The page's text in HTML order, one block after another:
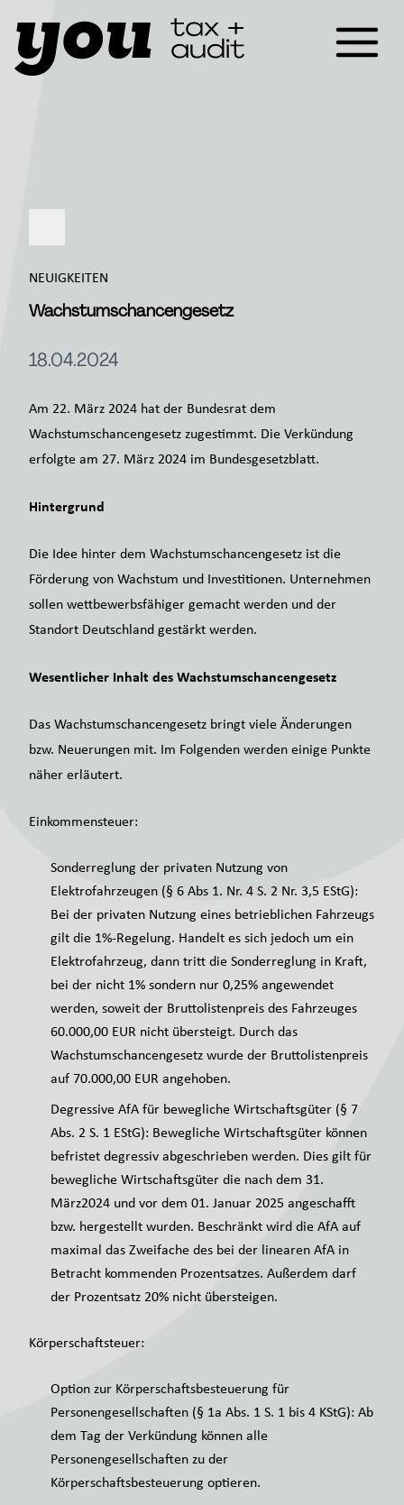
NEUIGKEITEN
Wachstumschancengesetz
18.04.2024
Am 22. März 2024 hat der Bundesrat dem
Wachstumschancengesetz zugestimmt. Die Verkündung
erfolgte am 27. März 2024 im Bundesgesetzblatt.
Hintergrund
Die Idee hinter dem Wachstumschancengesetz ist die
Förderung von Wachstum und Investitionen. Unternehmen
sollen wettbewerbsfähiger gemacht werden und der
Standort Deutschland gestärkt werden.
Wesentlicher Inhalt des Wachstumschancengesetz
Das Wachstumschancengesetz bringt viele Änderungen
bzw. Neuerungen mit. Im Folgenden werden einige Punkte
näher erläutert.
Einkommensteuer:
Sonderreglung der privaten Nutzung von
Elektrofahrzeugen (§ 6 Abs 1. Nr. 4 S. 2 Nr. 3,5 EStG):
Bei der privaten Nutzung eines betrieblichen Fahrzeugs
gilt die 1%-Regelung. Handelt es sich jedoch um ein
Elektrofahrzeug, dann tritt die Sonderreglung in Kraft,
bei der nicht 1% sondern nur 0,25% angewendet
werden, soweit der Bruttolistenpreis des Fahrzeuges
60.000,00 EUR nicht übersteigt. Durch das
Wachstumschancengesetz wurde der Bruttolistenpreis
auf 70.000,00 EUR angehoben.
Degressive AfA für bewegliche Wirtschaftsgüter (§ 7
Abs. 2 S. 1 EStG): Bewegliche Wirtschaftsgüter können
befristet degressiv abgeschrieben werden. Dies gilt für
bewegliche Wirtschaftsgüter die nach dem 31.
März2024 und vor dem 01. Januar 2025 angeschafft
bzw. hergestellt wurden. Beschränkt wird die AfA auf
maximal das Zweifache des bei der linearen AfA in
Betracht kommenden Prozentsatzes. Außerdem darf
der Prozentsatz 20% nicht übersteigen.
Körperschaftsteuer:
Option zur Körperschaftsbesteuerung für
Personengesellschaften (§ 1a Abs. 1 S. 1 bis 4 KStG): Ab
dem Tag der Verkündung können alle
Personengesellschaften zu der
Körperschaftsbesteuerung optieren.